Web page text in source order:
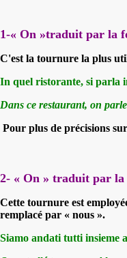
1-« On »traduit par la
C'est la tournure la plus
In quel ristorante, si parla
Dans ce restaurant, on
Pour plus de précisions
2- « On » traduit par la
Cette tournure est
remplacé par « nous ».
Siamo andati tutti insieme